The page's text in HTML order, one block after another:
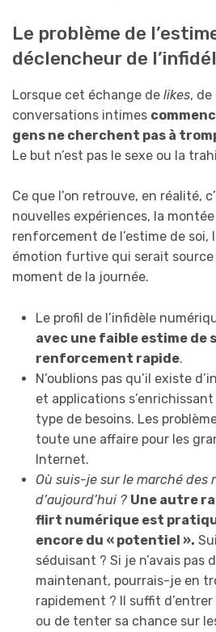
Le problème de
déclencheur de
Lorsque cet échange de likes,
conversations intimes
gens ne cherchent pas à
Le but n’est pas le sexe ou la
Ce que l’on retrouve, en réalité,
nouvelles expériences, la montée
renforcement de l’estime de soi,
émotion furtive qui serait source
moment de la journée.
Le profil de l’infidèle
avec une faible estime de
renforcement rapide.
N’oublions pas qu’il existe
et applications
type de besoins. Les
toute une affaire pour les
Internet.
Où suis-je sur le marché des
d’aujourd’hui ? Une autre
flirt numérique est
encore du « potentiel ».
séduisant ? Si je n’avais pas
maintenant, pourrais-je en
rapidement ? Il suffit
ou de tenter sa chance sur